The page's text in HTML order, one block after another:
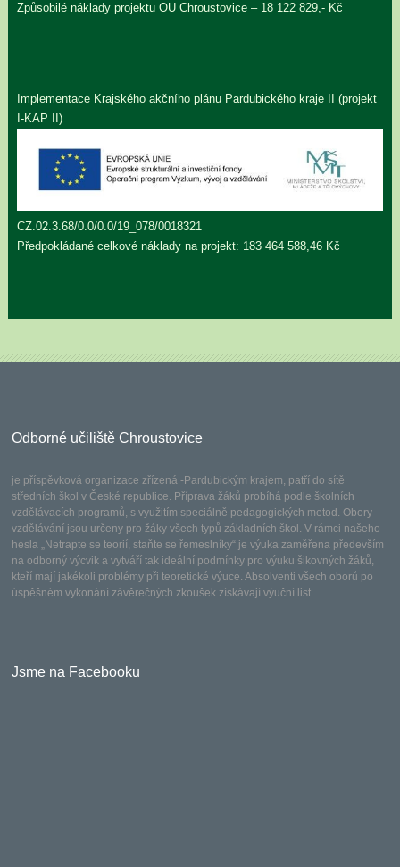
Způsobilé náklady projektu OU Chroustovice – 18 122 829,- Kč
Implementace Krajského akčního plánu Pardubického kraje II (projekt
I-KAP II)
CZ.02.3.68/0.0/0.0/19_078/0018321
Předpokládané celkové náklady na projekt: 183 464 588,46 Kč
Odborné učiliště Chroustovice
je příspěvková organizace zřízená -Pardubickým krajem, patří do sítě
středních škol v České republice. Příprava žáků probíhá podle školních
vzdělávacích programů, s využitím speciálně pedagogických metod. Obory
vzdělávání jsou určeny pro žáky všech typů základních škol. V rámci našeho
hesla „Netrapte se teorií, staňte se řemeslníky“ je výuka zaměřena především
na odborný výcvik a vytváří tak ideální podmínky pro výuku šikovných žáků,
kteří mají jakékoli problémy při teoretické výuce. Absolventi všech oborů po
úspěšném vykonání závěrečných zkoušek získávají výuční list.
Jsme na Facebooku